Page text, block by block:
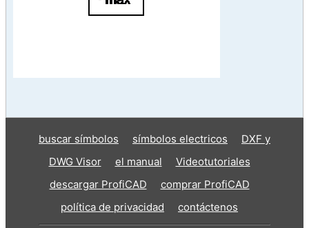
buscar símbolos símbolos electricos
DXF y
DWG Visor
el manual
Videotutoriales
descargar ProfiCAD
comprar ProfiCAD
política de privacidad
contáctenos